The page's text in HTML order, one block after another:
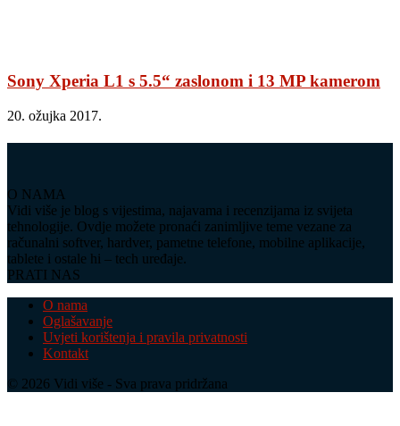
Sony Xperia L1 s 5.5“ zaslonom i 13 MP kamerom
20. ožujka 2017.
O NAMA
Vidi više je blog s vijestima, najavama i recenzijama iz svijeta
tehnologije. Ovdje možete pronaći zanimljive teme vezane za
računalni softver, hardver, pametne telefone, mobilne aplikacije,
tablete i ostale hi – tech uređaje.
PRATI NAS
O nama
Oglašavanje
Uvjeti korištenja i pravila privatnosti
Kontakt
© 2026 Vidi više - Sva prava pridržana